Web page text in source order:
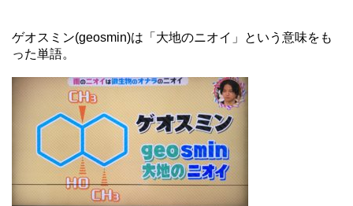
ゲオスミン(geosmin)は「大地のニオイ」という意味をも
った単語。